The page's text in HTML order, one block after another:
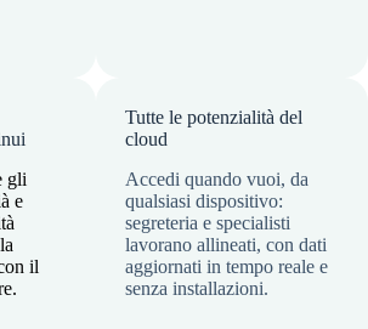
gli
e
il
Tutte le potenzialità del
cloud
Accedi quando vuoi, da
qualsiasi dispositivo:
segreteria e specialisti
lavorano allineati, con dati
aggiornati in tempo reale e
senza installazioni.